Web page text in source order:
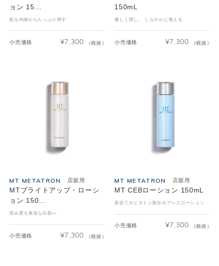
ョン 15…
肌を内側からたっぷり潤す
小売価格 ¥7,300 （税抜）
150mL
優しく潤し、 しなやかに整える
小売価格 ¥7,300 （税抜）
MT METATRON 店販用
MTブライトアップ・ローシ
ョン 150…
澄み渡る無垢な白肌へ
小売価格 ¥7,300 （税抜）
MT METATRON 店販用
MT CEBローション 150mL
美容三大ビタミン配合ポアレスローション
小売価格 ¥7,300 （税抜）